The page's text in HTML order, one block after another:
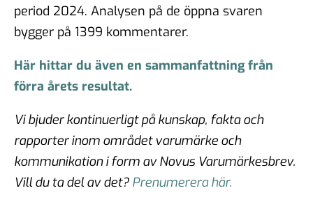
period 2024. Analysen på de öppna svaren
bygger på 1399 kommentarer.
Här hittar du även en sammanfattning från
förra årets resultat.
Vi bjuder kontinuerligt på kunskap, fakta och
rapporter inom området varumärke och
kommunikation i form av Novus Varumärkesbrev.
Vill du ta del av det? Prenumerera här.